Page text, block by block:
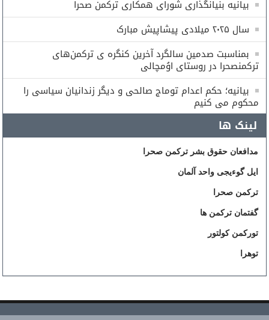
بیانیه بنیانگذاری شورای همكارى تركمن صحرا
سال ۲۰۲۵ میلادی پیشاپیش مبارک
بمناسبت صدمین سالگرد آخرین کنگره ی ترکمن‌های
ترکمنصحرا در روستای اوُمچالی
بیانیه؛ حکم اعدام توماج صالحی و دیگر زندانیان سیاسی را
محکوم می کنیم
لینک ها
مدافعان حقوق بشر ترکمن صحرا
ایل گوءیجی واحد آلمان
ترکمن صحرا
گفتمان ترکمن ها
تورکمن کولتور
توهرا